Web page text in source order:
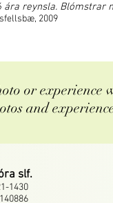
ára reynsla.
2009
or experience
and
slf.
1430